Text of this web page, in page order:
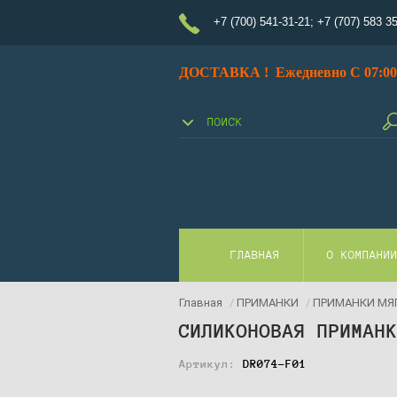
+7 (700) 541-31-21; +7 (707) 583
ДОСТАВКА ! Ежедневно С 07:00
ГЛАВНАЯ О КОМПАНИИ
Главная / ПРИМАНКИ / ПРИМАНКИ
СИЛИКОНОВАЯ
Артикул: DR074-F01